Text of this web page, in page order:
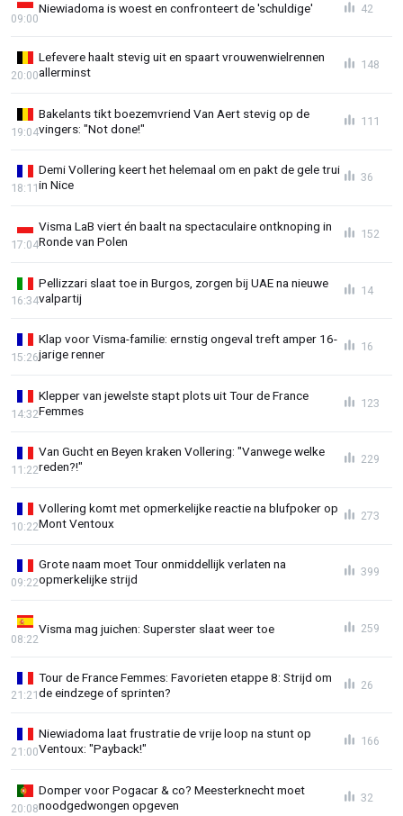
Niewiadoma is woest en confronteert de 'schuldige'
09:00
42
Lefevere haalt stevig uit en spaart vrouwenwielrennen
allerminst
20:00
148
Bakelants tikt boezemvriend Van Aert stevig op de
vingers: "Not done!"
19:04
111
Demi Vollering keert het helemaal om en pakt de gele trui
in Nice
18:11
36
Visma LaB viert én baalt na spectaculaire ontknoping in
Ronde van Polen
17:04
152
Pellizzari slaat toe in Burgos, zorgen bij UAE na nieuwe
valpartij
16:34
14
Klap voor Visma-familie: ernstig ongeval treft amper 16-
jarige renner
15:26
16
Klepper van jewelste stapt plots uit Tour de France
Femmes
14:32
123
Van Gucht en Beyen kraken Vollering: "Vanwege welke
reden?!"
11:22
229
Vollering komt met opmerkelijke reactie na blufpoker op
Mont Ventoux
10:22
273
Grote naam moet Tour onmiddellijk verlaten na
opmerkelijke strijd
09:22
399
Visma mag juichen: Superster slaat weer toe
08:22
259
Tour de France Femmes: Favorieten etappe 8: Strijd om
de eindzege of sprinten?
21:21
26
Niewiadoma laat frustratie de vrije loop na stunt op
Ventoux: "Payback!"
21:00
166
Domper voor Pogacar & co? Meesterknecht moet
noodgedwongen opgeven
20:08
32